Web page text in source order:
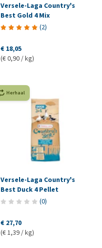
Versele-Laga Country's
Best Gold 4 Mix
(2)
€ 18,05
(€ 0,90 / kg)
Herhaal
Versele-Laga Country's
Best Duck 4 Pellet
(0)
€ 27,70
(€ 1,39 / kg)